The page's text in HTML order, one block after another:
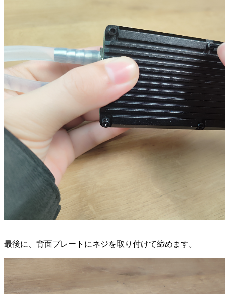
最後に、背面プレートにネジを取り付けて締めます。